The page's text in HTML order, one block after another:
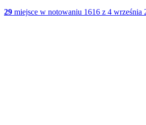
29 miejsce w notowaniu 1616 z 4 września